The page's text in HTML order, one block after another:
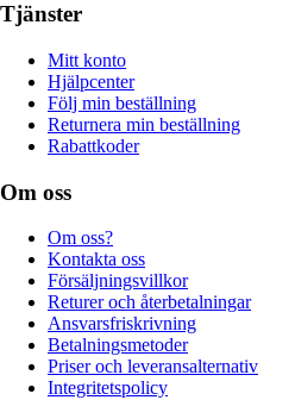
Tjänster
Mitt konto
Hjälpcenter
Följ min beställning
Returnera min beställning
Rabattkoder
Om oss
Om oss?
Kontakta oss
Försäljningsvillkor
Returer och återbetalningar
Ansvarsfriskrivning
Betalningsmetoder
Priser och leveransalternativ
Integritetspolicy